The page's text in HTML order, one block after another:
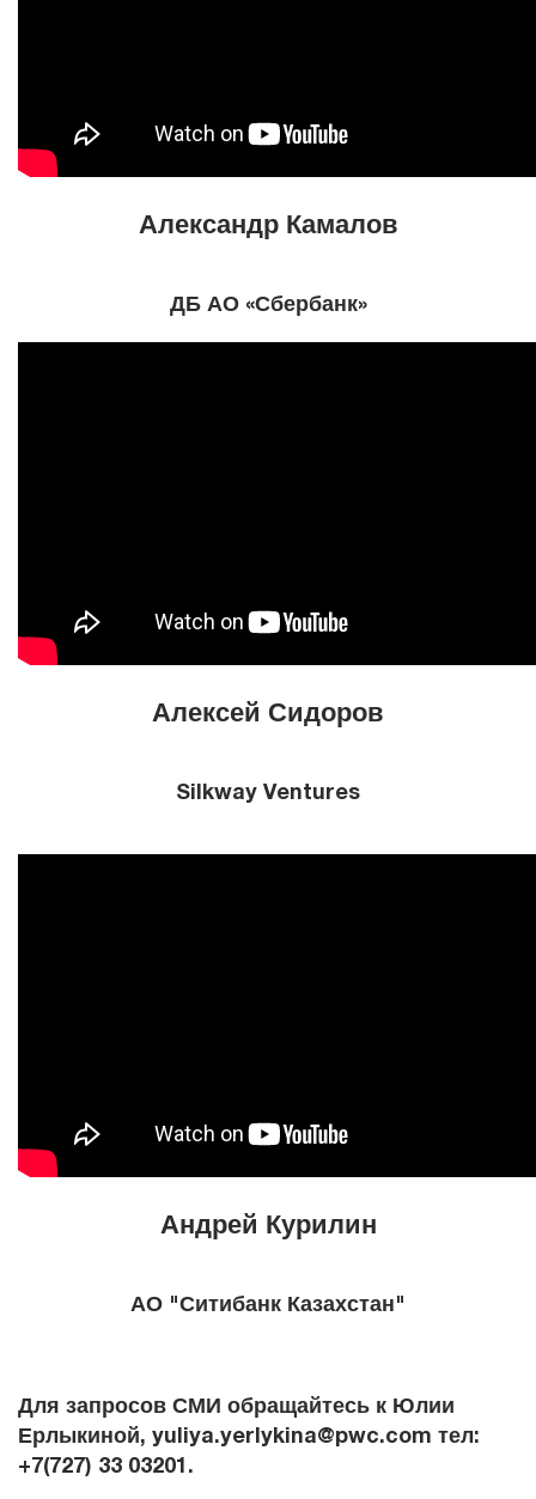
Александр Камалов
ДБ АО «Сбербанк»
Алексей Сидоров
Silkway Ventures
Андрей Курилин
АО "Ситибанк Казахстан"
Для запросов СМИ обращайтесь к Юлии
Ерлыкиной, yuliya.yerlykina@pwc.com тел:
+7(727) 33 03201.